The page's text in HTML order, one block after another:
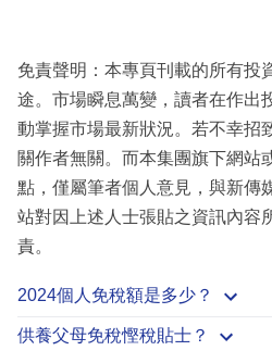
免責聲明：本專頁刊載的所有投
途。市場瞬息萬變，讀者在作出
動掌握市場最新狀況。若不幸招
關作者無關。而本集團旗下網站
點，僅屬筆者個人意見，與新傳
站對因上述人士張貼之資訊內容
責。
2024個人免稅額是多少？
供養父母免稅慳稅貼士？